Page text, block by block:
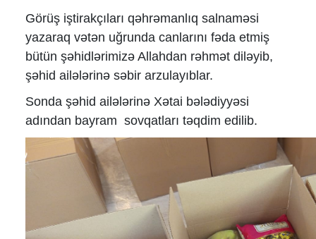
Görüş iştirakçıları qəhrəmanlıq salnaməsi
yazaraq vətən uğrunda canlarını fəda etmiş
bütün şəhidlərimizə Allahdan rəhmət diləyib,
şəhid ailələrinə səbir arzulayıblar.
Sonda şəhid ailələrinə Xətai bələdiyyəsi
adından bayram sovqatları təqdim edilib.